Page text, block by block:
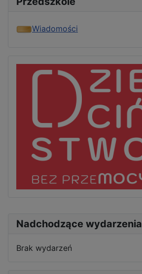
Nadchodzące wydarzenia
Brak wydarzeń
Wiadomości